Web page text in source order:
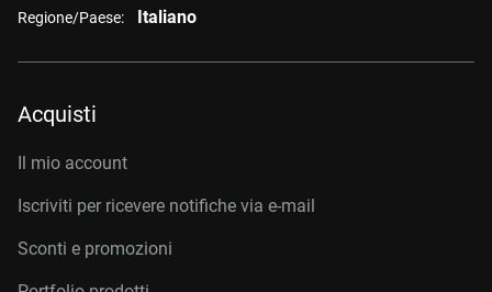
Regione/Paese: Italiano
Acquisti
Il mio account
Iscriviti per ricevere notifiche via e-mail
Sconti e promozioni